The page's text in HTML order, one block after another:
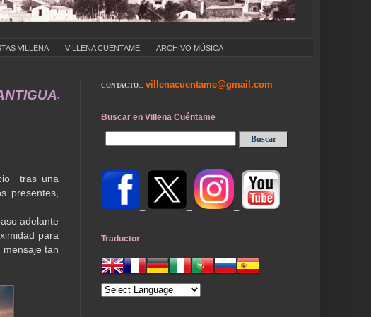
VILLENA VILLENA CUÉNTAME ARCHIVO MÚSICA
DE ... COLEGIOS ... CUMPLEAÑOS ... CARNAVAL ...
tras una
presentes,
adelante
para
mensaje tan
CONTACTO... villenacuentame@gmail.com
Buscar en Villena Cuéntame
Traductor